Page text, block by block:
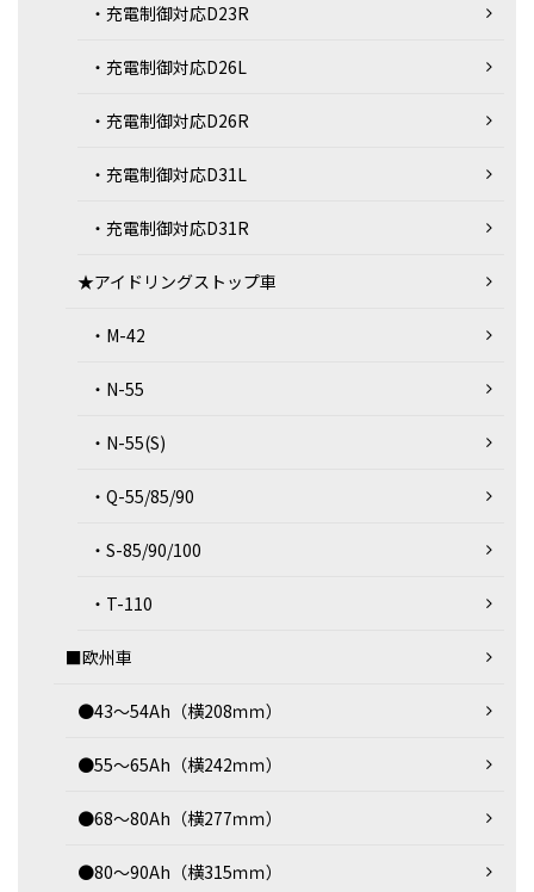
・充電制御対応D23R
・充電制御対応D26L
・充電制御対応D26R
・充電制御対応D31L
・充電制御対応D31R
★アイドリングストップ車
・M-42
・N-55
・N-55(S)
・Q-55/85/90
・S-85/90/100
・T-110
■欧州車
●43～54Ah（横208ｍｍ）
●55～65Ah（横242ｍｍ）
●68～80Ah（横277ｍｍ）
●80～90Ah（横315ｍｍ）